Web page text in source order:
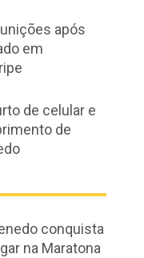
após
em
de celular e
de
conquista
na Maratona